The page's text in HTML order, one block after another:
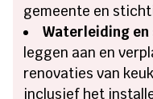
gemeente en
Waterleiding
leggen aan en
renovaties van
inclusief het